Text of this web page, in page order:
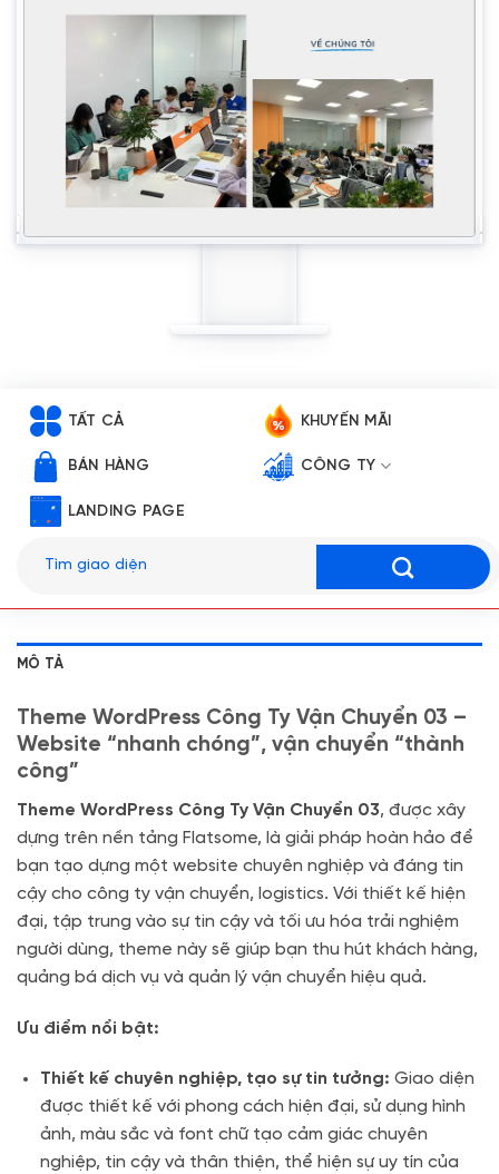
TẤT CẢ KHUYẾN MÃI
BÁN HÀNG CÔNG TY
LANDING PAGE
kiếm:
MÔ TẢ
Theme WordPress Công Ty Vận Chuyển 03 –
Website “nhanh chóng”, vận chuyển “thành
công”
Theme WordPress Công Ty Vận Chuyển 03, được xây
dựng trên nền tảng Flatsome, là giải pháp hoàn hảo để
bạn tạo dựng một website chuyên nghiệp và đáng tin
cậy cho công ty vận chuyển, logistics. Với thiết kế hiện
đại, tập trung vào sự tin cậy và tối ưu hóa trải nghiệm
người dùng, theme này sẽ giúp bạn thu hút khách hàng,
quảng bá dịch vụ và quản lý vận chuyển hiệu quả.
Ưu điểm nổi bật:
Thiết kế chuyên nghiệp, tạo sự tin tưởng: Giao diện
được thiết kế với phong cách hiện đại, sử dụng hình
ảnh, màu sắc và font chữ tạo cảm giác chuyên
nghiệp, tin cậy và thân thiện, thể hiện sự uy tín của